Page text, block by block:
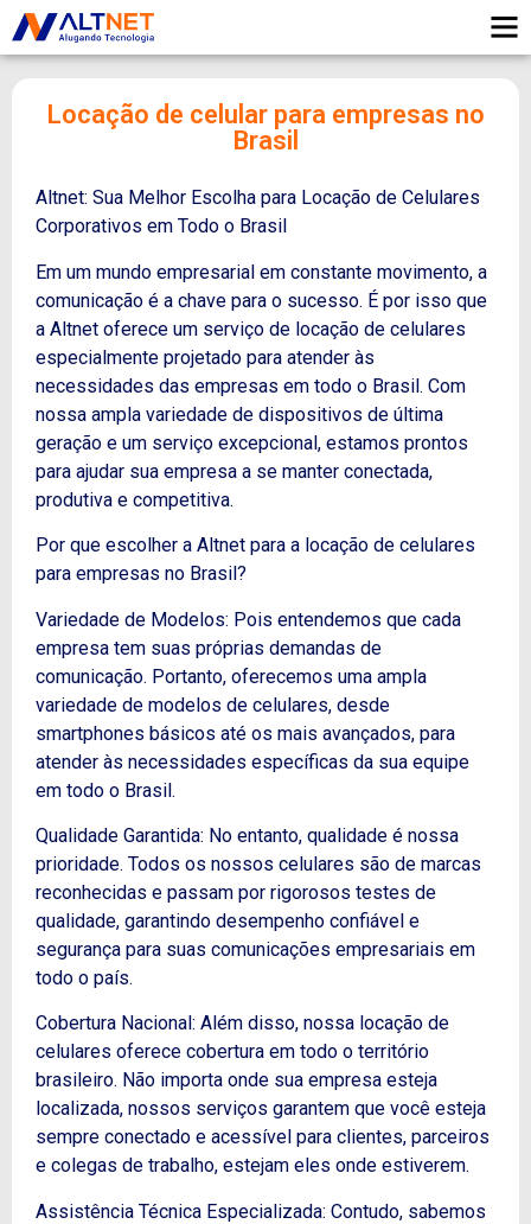
Locação de celular para empresas no
Brasil
Altnet: Sua Melhor Escolha para Locação de Celulares
Corporativos em Todo o Brasil
Em um mundo empresarial em constante movimento, a
comunicação é a chave para o sucesso. É por isso que
a Altnet oferece um serviço de locação de celulares
especialmente projetado para atender às
necessidades das empresas em todo o Brasil. Com
nossa ampla variedade de dispositivos de última
geração e um serviço excepcional, estamos prontos
para ajudar sua empresa a se manter conectada,
produtiva e competitiva.
Por que escolher a Altnet para a locação de celulares
para empresas no Brasil?
Variedade de Modelos: Pois entendemos que cada
empresa tem suas próprias demandas de
comunicação. Portanto, oferecemos uma ampla
variedade de modelos de celulares, desde
smartphones básicos até os mais avançados, para
atender às necessidades específicas da sua equipe
em todo o Brasil.
Qualidade Garantida: No entanto, qualidade é nossa
prioridade. Todos os nossos celulares são de marcas
reconhecidas e passam por rigorosos testes de
qualidade, garantindo desempenho confiável e
segurança para suas comunicações empresariais em
todo o país.
Cobertura Nacional: Além disso, nossa locação de
celulares oferece cobertura em todo o território
brasileiro. Não importa onde sua empresa esteja
localizada, nossos serviços garantem que você esteja
sempre conectado e acessível para clientes, parceiros
e colegas de trabalho, estejam eles onde estiverem.
Assistência Técnica Especializada: Contudo, sabemos